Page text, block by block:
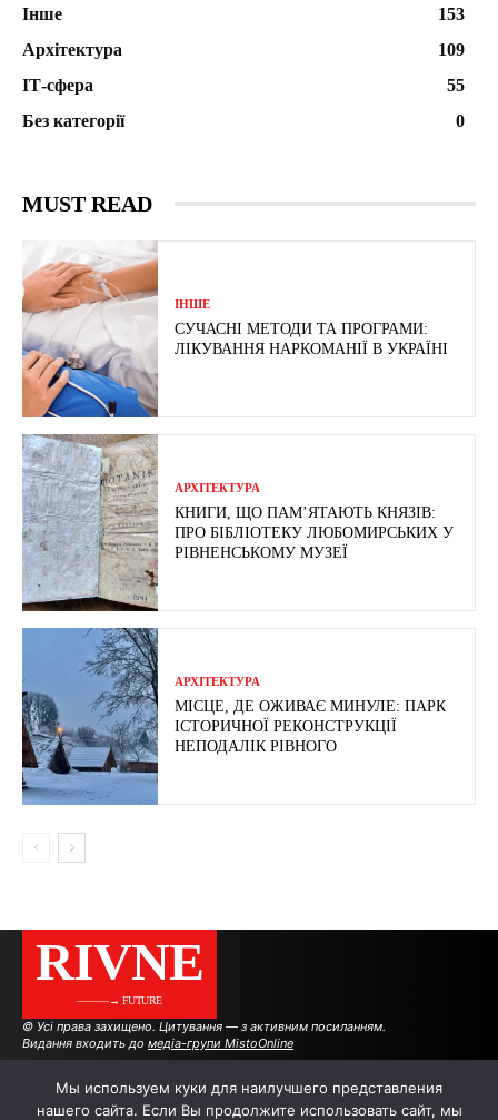
Інше
153
Архітектура
109
ІТ-сфера
55
Без категорії
0
MUST READ
ІНШЕ
СУЧАСНІ МЕТОДИ ТА ПРОГРАМИ:
ЛІКУВАННЯ НАРКОМАНІЇ В УКРАЇНІ
АРХІТЕКТУРА
КНИГИ, ЩО ПАМ’ЯТАЮТЬ КНЯЗІВ:
ПРО БІБЛІОТЕКУ ЛЮБОМИРСЬКИХ У
РІВНЕНСЬКОМУ МУЗЕЇ
АРХІТЕКТУРА
МІСЦЕ, ДЕ ОЖИВАЄ МИНУЛЕ: ПАРК
ІСТОРИЧНОЇ РЕКОНСТРУКЦІЇ
НЕПОДАЛІК РІВНОГО
RIVNE
———→ FUTURE
© Усі права захищено. Цитування — з активним посиланням.
Видання входить до медіа-групи MistoOnline
АВТОРИ РЕКЛАМА НА САЙТІ
Мы используем куки для наилучшего представления
нашего сайта. Если Вы продолжите использовать сайт, мы